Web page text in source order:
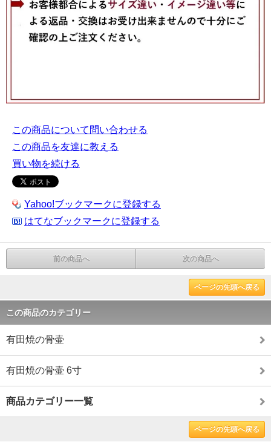
この商品について問い合わせる
この商品を友達に教える
買い物を続ける
Yahoo!ブックマークに登録する
はてなブックマークに登録する
前の商品へ 次の商品へ
ページの先頭へ戻る
この商品のカテゴリー
有田焼の骨壷
有田焼の骨壷 6寸
商品カテゴリー一覧
ページの先頭へ戻る